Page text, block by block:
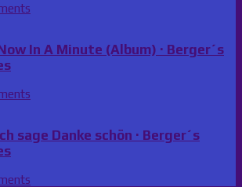
In A Minute (Album) · Berger´s
sage Danke schön · Berger´s